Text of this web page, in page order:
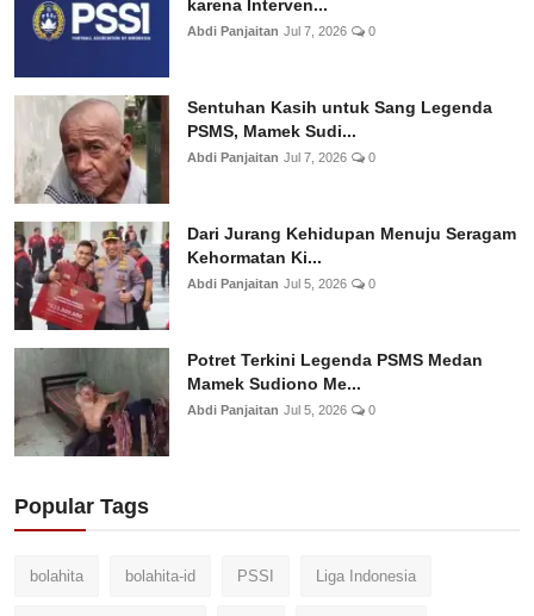
karena Interven...
Abdi Panjaitan Jul 7, 2026 0
Sentuhan Kasih untuk Sang Legenda
PSMS, Mamek Sudi...
Abdi Panjaitan Jul 7, 2026 0
Dari Jurang Kehidupan Menuju Seragam
Kehormatan Ki...
Abdi Panjaitan Jul 5, 2026 0
Potret Terkini Legenda PSMS Medan
Mamek Sudiono Me...
Abdi Panjaitan Jul 5, 2026 0
Popular Tags
bolahita bolahita-id PSSI Liga Indonesia